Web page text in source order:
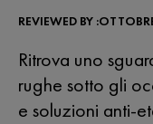
Ritrova uno
rughe sotto gli
e soluzioni anti-
REVIEWED BY